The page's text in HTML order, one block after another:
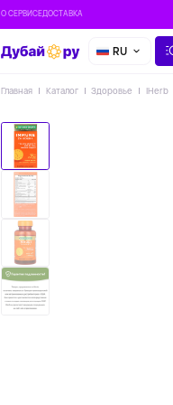
О СЕРВИСЕДОСТАВКА
RU
Главная Каталог Здоровье IHerb